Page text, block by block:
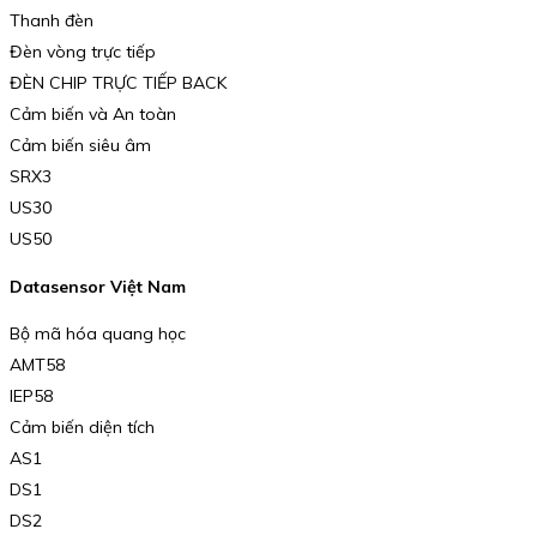
Thanh đèn
Đèn vòng trực tiếp
ĐÈN CHIP TRỰC TIẾP BACK
Cảm biến và An toàn
Cảm biến siêu âm
SRX3
US30
US50
Datasensor Việt Nam
Bộ mã hóa quang học
AMT58
IEP58
Cảm biến diện tích
AS1
DS1
DS2